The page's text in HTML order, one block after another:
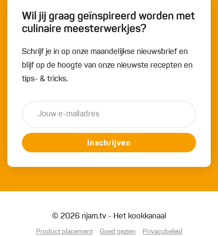
Wil jij graag geïnspireerd worden met
culinaire meesterwerkjes?
Schrijf je in op onze maandelijkse nieuwsbrief en
blijf op de hoogte van onze nieuwste recepten en
tips- & tricks.
Inschrijven
© 2026 njam.tv - Het kookkanaal
Product placement Goed gezien Privacybeleid